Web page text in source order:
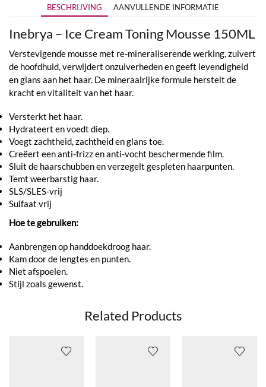
BESCHRIJVING AANVULLENDE INFORMATIE
Inebrya – Ice Cream Toning Mousse 150ML
Verstevigende mousse met re-mineraliserende werking, zuivert
de hoofdhuid, verwijdert onzuiverheden en geeft levendigheid
en glans aan het haar. De mineraalrijke formule herstelt de
kracht en vitaliteit van het haar.
Versterkt het haar.
Hydrateert en voedt diep.
Voegt zachtheid, zachtheid en glans toe.
Creëert een anti-frizz en anti-vocht beschermende film.
Sluit de haarschubben en verzegelt gespleten haarpunten.
Temt weerbarstig haar.
SLS/SLES-vrij
Sulfaat vrij
Hoe te gebruiken:
Aanbrengen op handdoekdroog haar.
Kam door de lengtes en punten.
Niet afspoelen.
Stijl zoals gewenst.
Related Products